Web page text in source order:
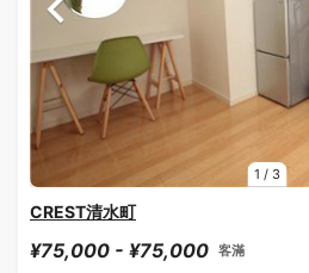
1 / 3
CREST清水町
¥75,000 - ¥75,000 客滿